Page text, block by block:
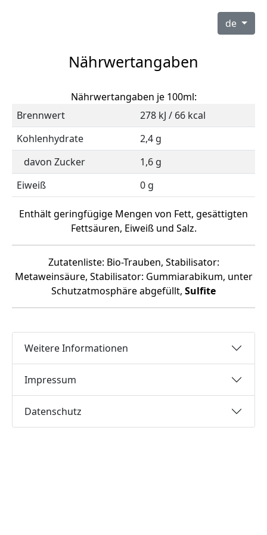
de
Nährwertangaben
Nährwertangaben je 100ml:
Brennwert
278 kJ / 66 kcal
Kohlenhydrate
2,4 g
davon Zucker
1,6 g
Eiweiß
0 g
Enthält geringfügige Mengen von Fett, gesättigten
Fettsäuren, Eiweiß und Salz.
Zutatenliste: Bio-Trauben, Stabilisator:
Metaweinsäure, Stabilisator: Gummiarabikum, unter
Schutzatmosphäre abgefüllt, Sulfite
Weitere Informationen
Impressum
Datenschutz